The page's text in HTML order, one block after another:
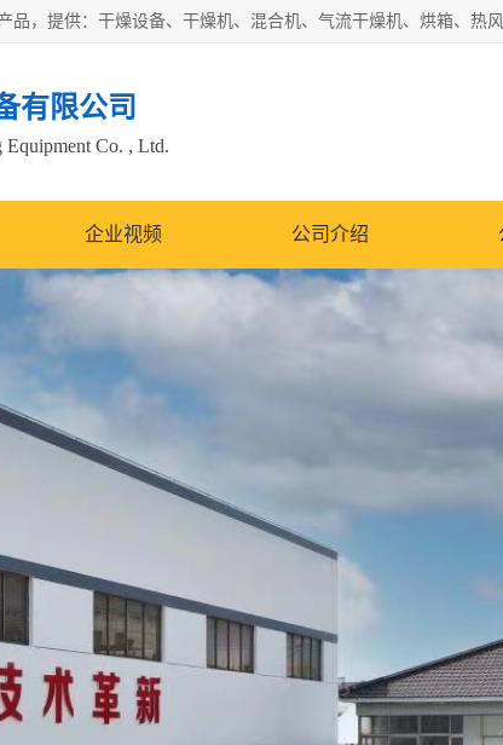
有限公司
Equipment Co. , Ltd.
企业视频 公司介绍